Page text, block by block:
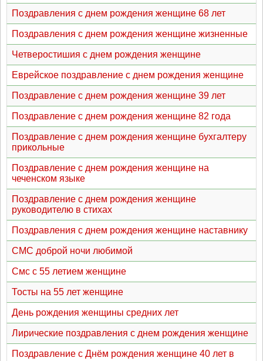
Поздравления с днем рождения женщине 68 лет
Поздравления с днем рождения женщине жизненные
Четверостишия с днем рождения женщине
Еврейское поздравление с днем рождения женщине
Поздравление с днем рождения женщине 39 лет
Поздравление с днем рождения женщине 82 года
Поздравление с днем рождения женщине бухгалтеру
прикольные
Поздравление с днем рождения женщине на
чеченском языке
Поздравление с днем рождения женщине
руководителю в стихах
Поздравления с днем рождения женщине наставнику
СМС доброй ночи любимой
Смс с 55 летием женщине
Тосты на 55 лет женщине
День рождения женщины средних лет
Лирические поздравления с днем рождения женщине
Поздравление с Днём рождения женщине 40 лет в